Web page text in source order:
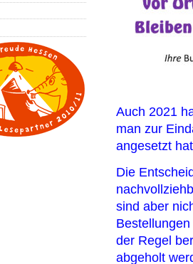
Auch 2021
man zur
angesetzt
Die
sind aber
der Regel
abgeholt